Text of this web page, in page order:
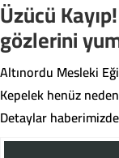
Üzücü
gözlerini
Altınordu Mesleki
Kepelek henüz
Detaylar